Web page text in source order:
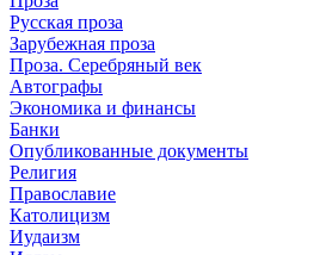
Русская проза
Зарубежная проза
Проза. Серебряный век
Автографы
Экономика и финансы
Банки
Опубликованные документы
Религия
Православие
Католицизм
Иудаизм